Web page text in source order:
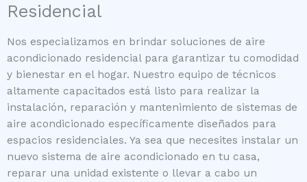
Residencial
Nos especializamos en brindar soluciones de aire
acondicionado residencial para garantizar tu comodidad
y bienestar en el hogar. Nuestro equipo de técnicos
altamente capacitados está listo para realizar la
instalación, reparación y mantenimiento de sistemas de
aire acondicionado específicamente diseñados para
espacios residenciales. Ya sea que necesites instalar un
nuevo sistema de aire acondicionado en tu casa,
reparar una unidad existente o llevar a cabo un